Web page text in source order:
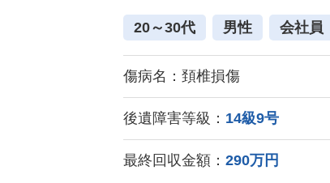
20～30代 男性 会社員
傷病名：頚椎損傷
後遺障害等級： 14級9号
最終回収金額： 290万円